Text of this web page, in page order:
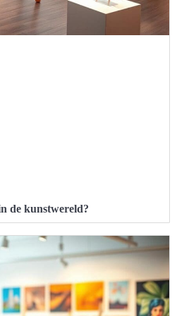
de kunstwereld?